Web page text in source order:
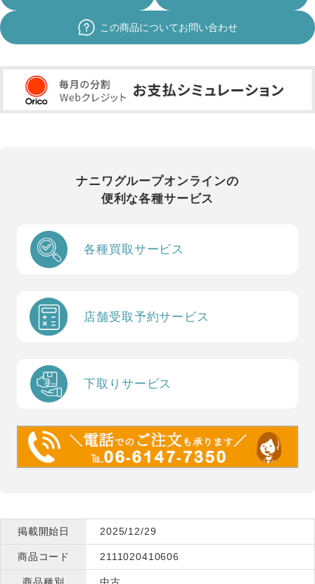
この商品についてお問い合わせ
ナニワグループオンラインの
便利な各種サービス
各種買取サービス
店舗受取予約サービス
下取りサービス
掲載開始日 2025/12/29
商品コード 2111020410606